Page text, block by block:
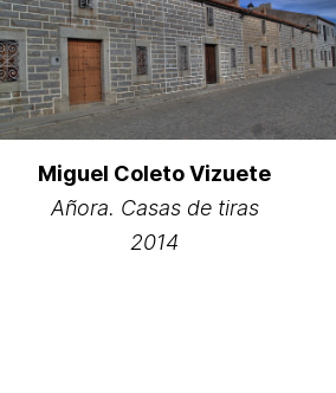
Miguel Coleto Vizuete
Añora. Casas de tiras
2014